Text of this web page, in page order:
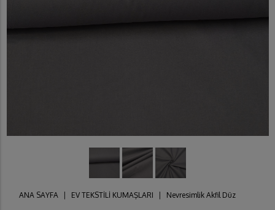
ANA SAYFA EV TEKSTİLİ KUMAŞLARI Nevresimlik Akfil Düz